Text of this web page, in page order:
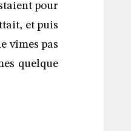
pour
et puis
vîmes pas
quelque